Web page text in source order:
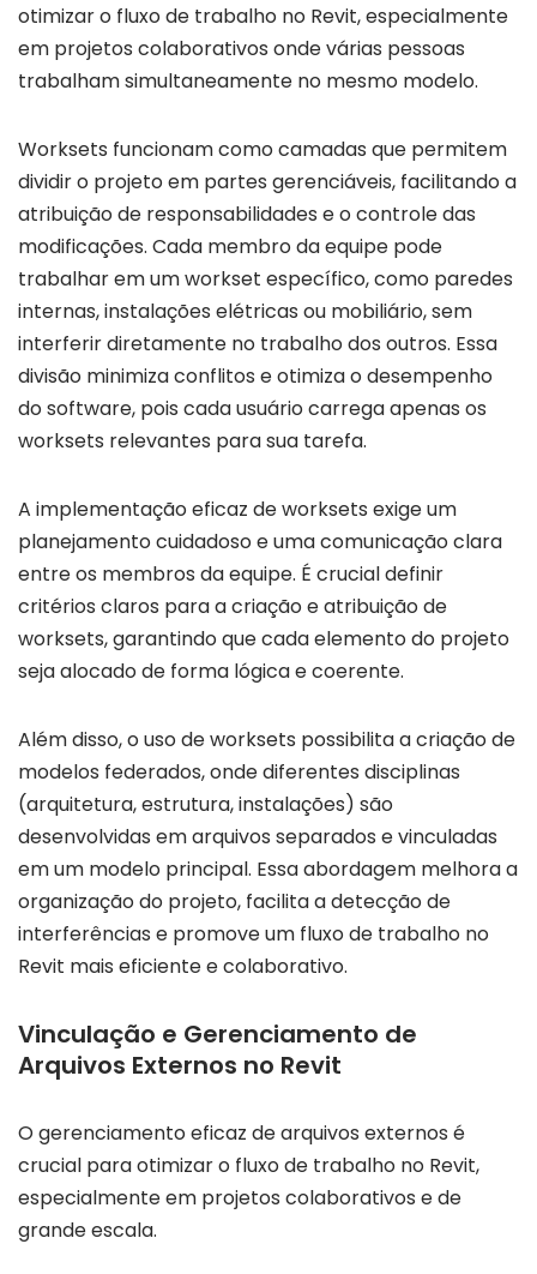
otimizar o fluxo de trabalho no Revit, especialmente
em projetos colaborativos onde várias pessoas
trabalham simultaneamente no mesmo modelo.
Worksets funcionam como camadas que permitem
dividir o projeto em partes gerenciáveis, facilitando a
atribuição de responsabilidades e o controle das
modificações. Cada membro da equipe pode
trabalhar em um workset específico, como paredes
internas, instalações elétricas ou mobiliário, sem
interferir diretamente no trabalho dos outros. Essa
divisão minimiza conflitos e otimiza o desempenho
do software, pois cada usuário carrega apenas os
worksets relevantes para sua tarefa.
A implementação eficaz de worksets exige um
planejamento cuidadoso e uma comunicação clara
entre os membros da equipe. É crucial definir
critérios claros para a criação e atribuição de
worksets, garantindo que cada elemento do projeto
seja alocado de forma lógica e coerente.
Além disso, o uso de worksets possibilita a criação de
modelos federados, onde diferentes disciplinas
(arquitetura, estrutura, instalações) são
desenvolvidas em arquivos separados e vinculadas
em um modelo principal. Essa abordagem melhora a
organização do projeto, facilita a detecção de
interferências e promove um fluxo de trabalho no
Revit mais eficiente e colaborativo.
Vinculação e Gerenciamento de
Arquivos Externos no Revit
O gerenciamento eficaz de arquivos externos é
crucial para otimizar o fluxo de trabalho no Revit,
especialmente em projetos colaborativos e de
grande escala.